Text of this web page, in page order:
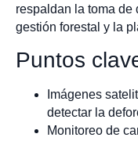
respaldan la toma de
gestión forestal y la
Puntos
Imágenes
detectar la
Monitoreo de